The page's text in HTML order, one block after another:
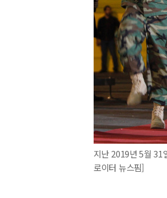
지난 2019년 5월 31
로이터 뉴스핌]